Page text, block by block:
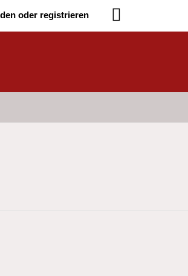
oder registrieren